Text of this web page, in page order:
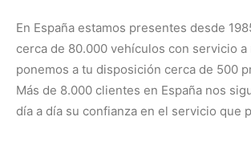
En España estamos presentes desde
cerca de 80.000 vehículos con servicio
ponemos a tu disposición cerca de 500
Más de 8.000 clientes en España nos
día a día su confianza en el servicio que